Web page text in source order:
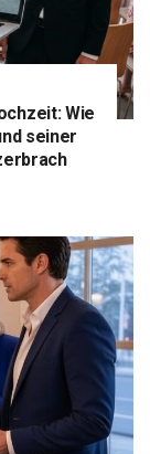
Wie
seiner